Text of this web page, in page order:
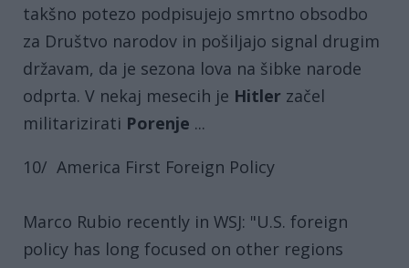
takšno potezo podpisujejo smrtno obsodbo
za Društvo narodov in pošiljajo signal drugim
državam, da je sezona lova na šibke narode
odprta. V nekaj mesecih je Hitler začel
militarizirati Porenje ...
10/ America First Foreign Policy
Marco Rubio recently in WSJ: "U.S. foreign
policy has long focused on other regions